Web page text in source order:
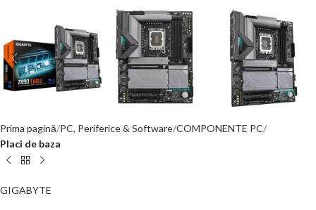
Prima pagină PC, Periferice & Software COMPONENTE PC
Placi de baza
GIGABYTE